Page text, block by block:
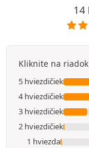
14
Kliknite na
5 hviezdičiek
4 hviezdičiek
3 hviezdičiek
2 hviezdičiek
1 hviezda